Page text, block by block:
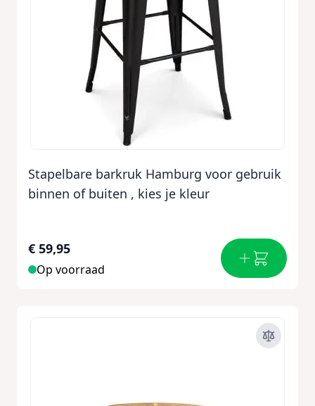
Stapelbare barkruk Hamburg voor gebruik
binnen of buiten , kies je kleur
€ 59,95
Op voorraad